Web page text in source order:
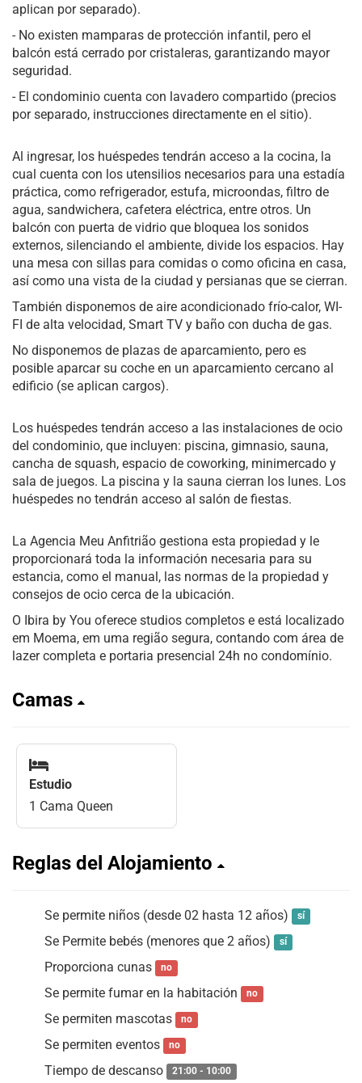
aplican por separado).
- No existen mamparas de protección infantil, pero el
balcón está cerrado por cristaleras, garantizando mayor
seguridad.
- El condominio cuenta con lavadero compartido (precios
por separado, instrucciones directamente en el sitio).
Al ingresar, los huéspedes tendrán acceso a la cocina, la
cual cuenta con los utensilios necesarios para una estadía
práctica, como refrigerador, estufa, microondas, filtro de
agua, sandwichera, cafetera eléctrica, entre otros. Un
balcón con puerta de vidrio que bloquea los sonidos
externos, silenciando el ambiente, divide los espacios. Hay
una mesa con sillas para comidas o como oficina en casa,
así como una vista de la ciudad y persianas que se cierran.
También disponemos de aire acondicionado frío-calor, WI-
FI de alta velocidad, Smart TV y baño con ducha de gas.
No disponemos de plazas de aparcamiento, pero es
posible aparcar su coche en un aparcamiento cercano al
edificio (se aplican cargos).
Los huéspedes tendrán acceso a las instalaciones de ocio
del condominio, que incluyen: piscina, gimnasio, sauna,
cancha de squash, espacio de coworking, minimercado y
sala de juegos. La piscina y la sauna cierran los lunes. Los
huéspedes no tendrán acceso al salón de fiestas.
La Agencia Meu Anfitrião gestiona esta propiedad y le
proporcionará toda la información necesaria para su
estancia, como el manual, las normas de la propiedad y
consejos de ocio cerca de la ubicación.
O Ibira by You oferece studios completos e está localizado
em Moema, em uma região segura, contando com área de
lazer completa e portaria presencial 24h no condomínio.
Camas
Estudio
1 Cama Queen
Reglas del Alojamiento
Se permite niños (desde 02 hasta 12 años) sí
Se Permite bebés (menores que 2 años) sí
Proporciona cunas no
Se permite fumar en la habitación no
Se permiten mascotas no
Se permiten eventos no
Tiempo de descanso 21:00 - 10:00